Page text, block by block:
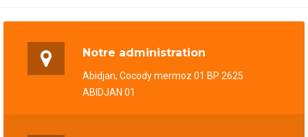
Notre administration
Abidjan, Cocody mermoz 01 BP 2625
ABIDJAN 01